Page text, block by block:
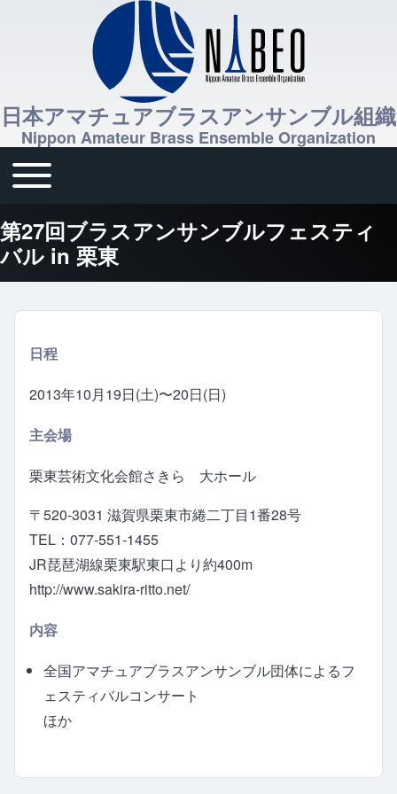
日本アマチュアブラスアンサンブル組織
Nippon Amateur Brass Ensemble Organization
メインナビゲーション
Toggle main menu
第27回ブラスアンサンブルフェスティ
バル in 栗東
日程
2013年10月19日(土)〜20日(日)
主会場
栗東芸術文化会館さきら 大ホール
〒520-3031 滋賀県栗東市綣二丁目1番28号
TEL：077-551-1455
JR琵琶湖線栗東駅東口より約400m
http://www.sakira-ritto.net/
内容
全国アマチュアブラスアンサンブル団体によるフ
ェスティバルコンサート
ほか